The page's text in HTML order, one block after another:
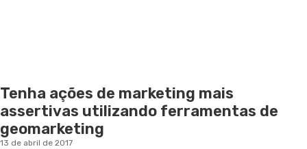
Tenha ações de marketing mais
assertivas utilizando ferramentas de
geomarketing
13 de abril de 2017